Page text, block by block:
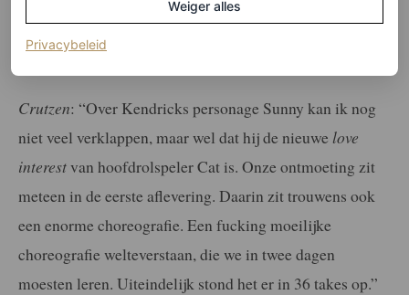
bevindt zich tussen ‘actie’ en ‘cut’. Uiteindelijk speel ik
een door haar geschreven personage.”
Crutzen: “Over Kendricks personage Sunny kan ik nog
niet veel verklappen, maar wel dat hij de nieuwe love
interestvan hoofdrolspeler Cat is. Onze ontmoeting zit
meteen in de eerste aflevering. Daarin zit trouwens ook
een enorme choreografie. Een fucking moeilijke
choreografie welteverstaan, die we in twee dagen
moesten leren. Uiteindelijk stond het er in 36 takes op.”
Weiger alles
Privacybeleid